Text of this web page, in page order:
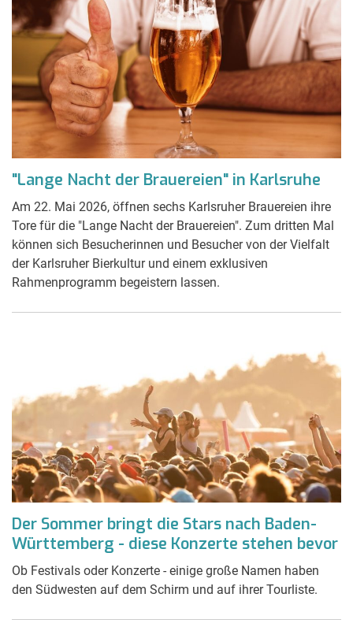
"Lange Nacht der Brauereien" in Karlsruhe
Am 22. Mai 2026, öffnen sechs Karlsruher Brauereien ihre
Tore für die "Lange Nacht der Brauereien". Zum dritten Mal
können sich Besucherinnen und Besucher von der Vielfalt
der Karlsruher Bierkultur und einem exklusiven
Rahmenprogramm begeistern lassen.
Der Sommer bringt die Stars nach Baden-
Württemberg - diese Konzerte stehen bevor
Ob Festivals oder Konzerte - einige große Namen haben
den Südwesten auf dem Schirm und auf ihrer Tourliste.